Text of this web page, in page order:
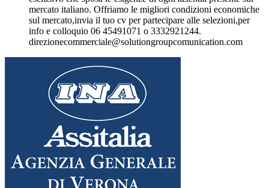
mercato italiano. Offriamo le migliori condizioni economiche
sul mercato,invia il tuo cv per partecipare alle selezioni,per
info e colloquio 06 45491071 o 3332921244.
direzionecommerciale@solutiongroupcomunication.com